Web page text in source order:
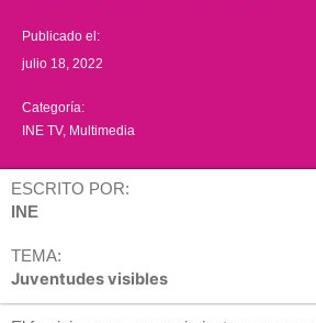
Publicado el:
julio 18, 2022
Categoría:
INE TV, Multimedia
ESCRITO POR:
INE
TEMA:
Juventudes visibles